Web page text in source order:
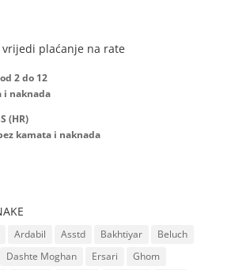
plaćanje na rate
2 do 12
i naknada
(HR)
kamata i naknada
Ardabil Asstd Bakhtiyar
Beluch
Dashte Moghan Ersari
Ghom